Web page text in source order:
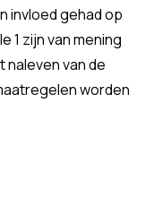
invloed gehad op
1 zijn van mening
van de
worden